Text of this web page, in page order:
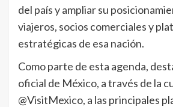
del país y ampliar su
viajeros, socios comerciales y
estratégicas de esa nación.
Como parte de esta agenda,
oficial de México, a través de la
@VisitMexico, a las principales